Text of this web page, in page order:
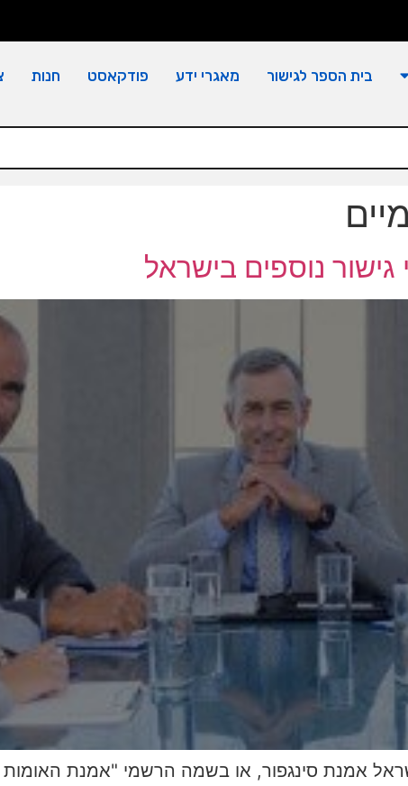
בית הספר לגישור מאגרי ידע פודקאסט חנות
נוספים בישראל
אמנת סינגפור, או בשמה הרשמי "אמנת